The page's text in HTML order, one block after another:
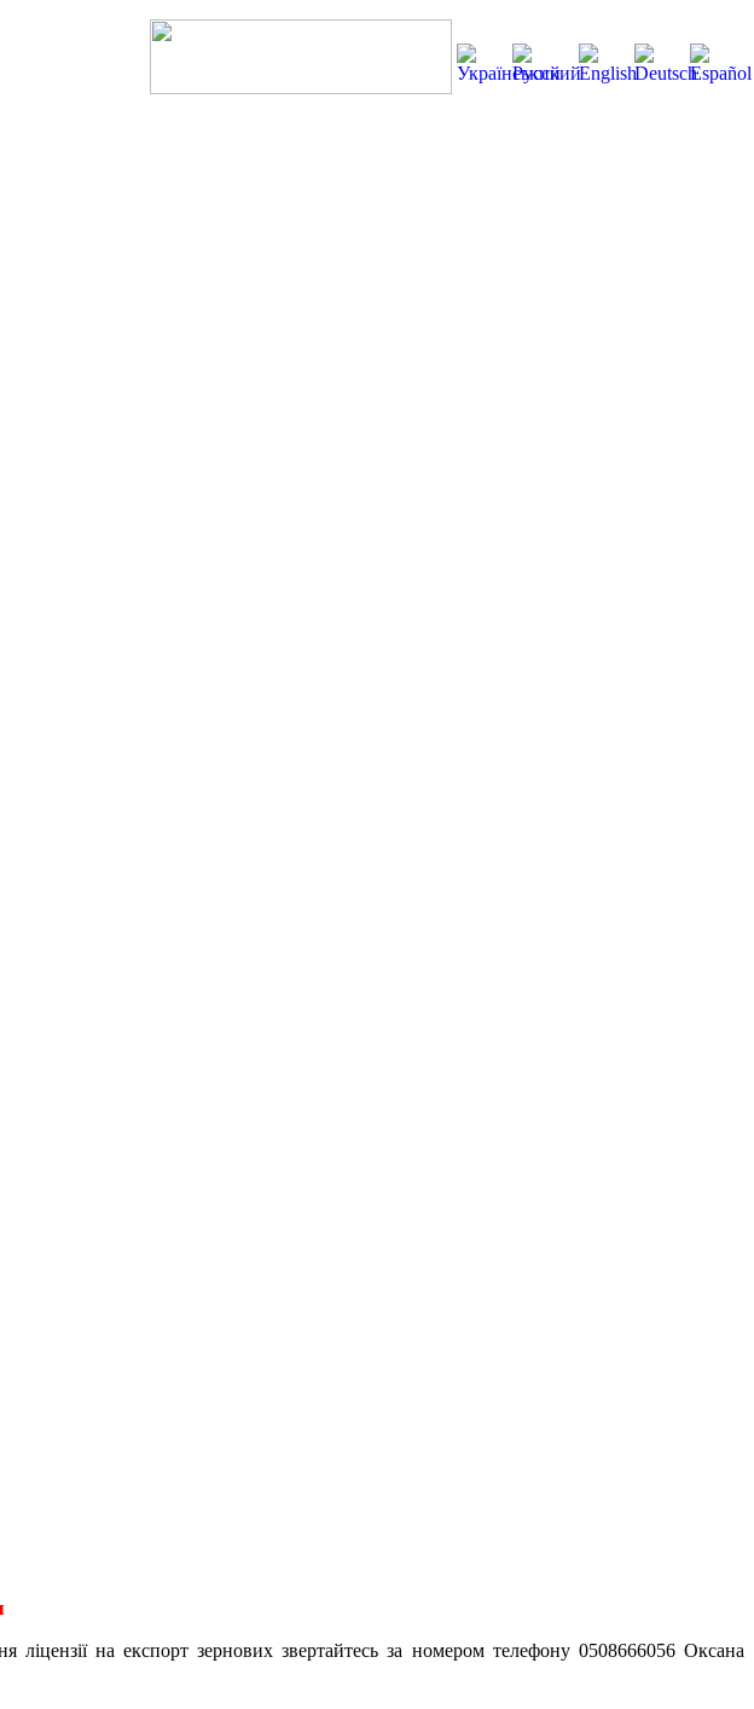
на експорт зернових звертайтесь за номером телефону 0508666056 Оксана